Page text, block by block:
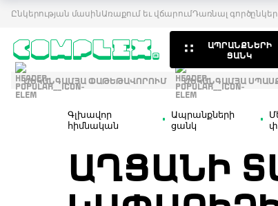
Ընկերության մասինԱռաքում եւ վճարումԴառնալ գործընկեր
ԱՊՐԱՆՔՆԵՐԻ
ՑԱՆԿ
ՄԵԿԱՆԳԱՄՅԱ ՓԱԹԵԹԱՎՈՐՈՒՄ ՄԵԿԱՆԳԱՄՅԱ
Գլխավոր
հիմնական
Ապրանքների
ցանկ
ԱՂՑԱՆԻ